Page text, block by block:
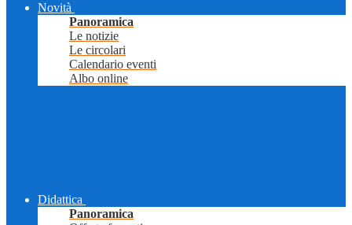
Novità
Panoramica
Le notizie
Le circolari
Calendario eventi
Albo online
Didattica
Panoramica